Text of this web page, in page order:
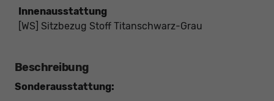
Innenausstattung
[WS] Sitzbezug Stoff Titanschwarz-Grau
Beschreibung
Sonderausstattung: